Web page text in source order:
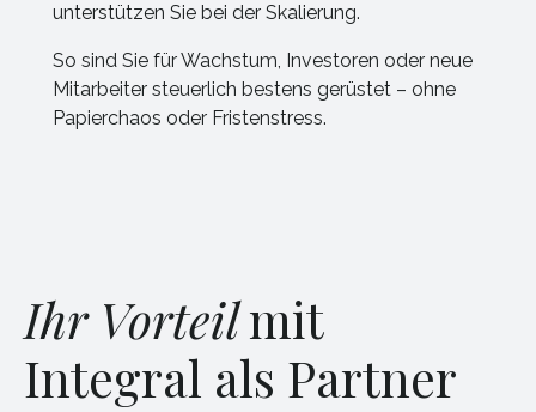
unterstützen Sie bei der Skalierung.
So sind Sie für Wachstum, Investoren oder neue
Mitarbeiter steuerlich bestens gerüstet – ohne
Papierchaos oder Fristenstress.
Ihr Vorteilmit
Integral als Partner